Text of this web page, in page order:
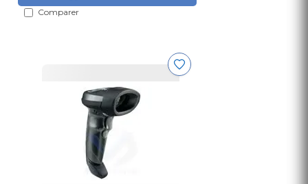
Comparer